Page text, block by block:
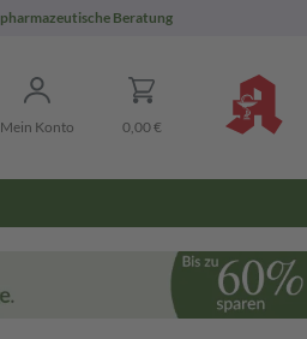
pharmazeutische Beratung
Mein Konto 0,00 €